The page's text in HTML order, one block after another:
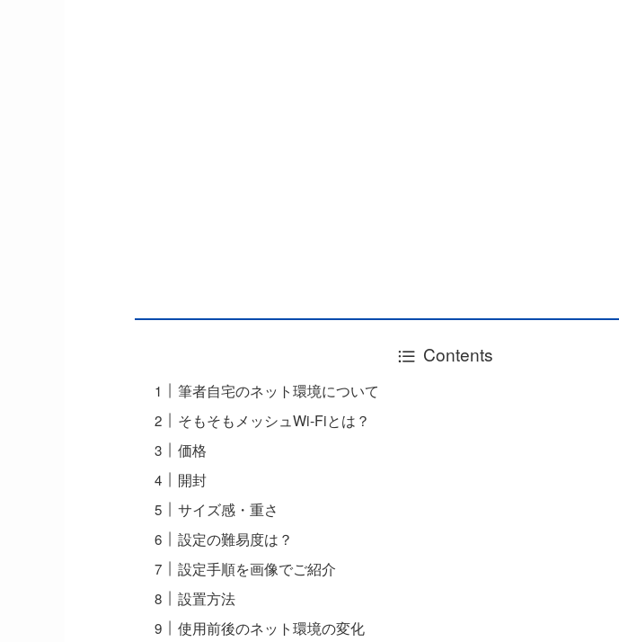
Contents
筆者自宅のネット環境について
そもそもメッシュWi-Fiとは？
価格
開封
サイズ感・重さ
設定の難易度は？
設定手順を画像でご紹介
設置方法
使用前後のネット環境の変化